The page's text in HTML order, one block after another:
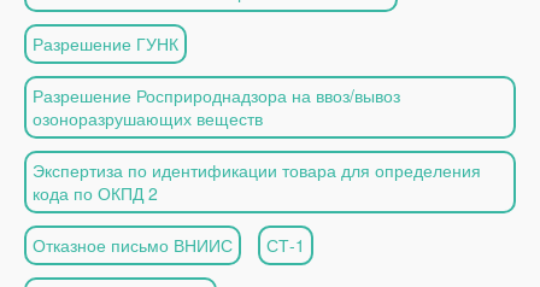
Разрешение ГУНК
Разрешение Росприроднадзора на ввоз/вывоз
озоноразрушающих веществ
Экспертиза по идентификации товара для определения
кода по ОКПД 2
Отказное письмо ВНИИС СТ-1